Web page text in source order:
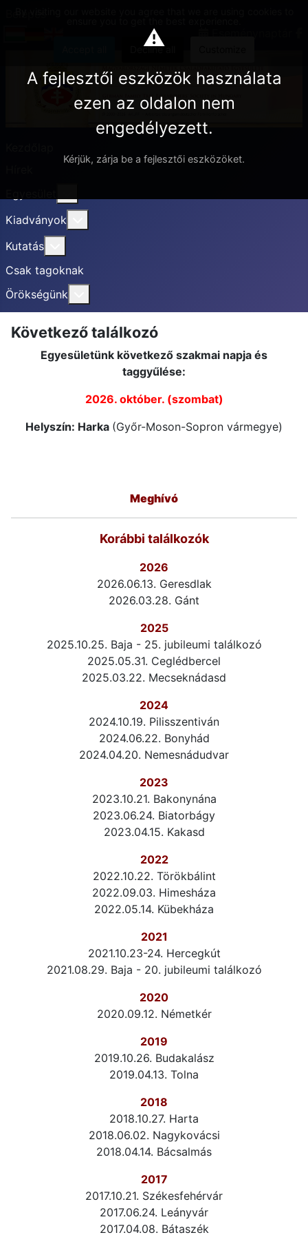
Kiadványok
Kutatás
Csak tagoknak
Örökségünk
Következő találkozó
Egyesületünk következő szakmai napja és
taggyűlése:
2026. október. (szombat)
Helyszín: Harka (Győr-Moson-Sopron vármegye)
Meghívó
Korábbi találkozók
2026
2026.06.13. Geresdlak
2026.03.28. Gánt
2025
2025.10.25. Baja - 25. jubileumi találkozó
2025.05.31. Ceglédbercel
2025.03.22. Mecseknádasd
2024
2024.10.19. Pilisszentiván
2024.06.22. Bonyhád
2024.04.20. Nemesnádudvar
2023
2023.10.21. Bakonynána
2023.06.24. Biatorbágy
2023.04.15. Kakasd
2022
2022.10.22. Törökbálint
2022.09.03. Himesháza
2022.05.14. Kübekháza
2021
2021.10.23-24. Hercegkút
2021.08.29. Baja - 20. jubileumi találkozó
2020
2020.09.12. Németkér
2019
2019.10.26. Budakalász
2019.04.13. Tolna
2018
2018.10.27. Harta
2018.06.02. Nagykovácsi
2018.04.14. Bácsalmás
2017
2017.10.21. Székesfehérvár
2017.06.24. Leányvár
2017.04.08. Bátaszék
Decline all
⚠
A fejlesztői eszközök használata
ezen az oldalon nem
engedélyezett.
Kérjük, zárja be a fejlesztői eszközöket.